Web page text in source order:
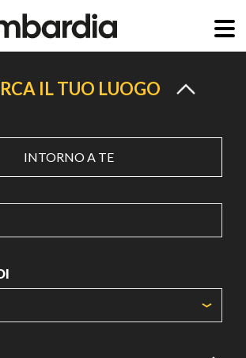
IL TUO LUOGO
INTORNO A TE